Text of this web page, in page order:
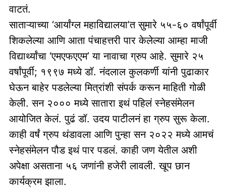
वाटतं.
साताऱ्याच्या ‘आर्यांग्ल महाविद्यालया’त सुमारे ५५-६० वर्षांपूर्वी
शिकलेल्या आणि आता पंचाहत्तरी पार केलेल्या आम्हा माजी
विद्यार्थ्यांचा ‘एमएफएएम’ या नावाचा ग्रुप आहे. सुमारे २५
वर्षांपूर्वी; १९९७ मध्ये डॉ. नंदलाल कुलकर्णी यांनी पुढाकार
घेऊन बाहेर पडलेल्या मित्रांशी संपर्क करून माहिती गोळी
केली. सन २००० मध्ये सातारा इथं पहिलं स्नेहसंमेलन
आयोजित केलं. पुढं डॉ. उदय पाटीलनं हा ग्रुप सुरू केला.
काही वर्षं ग्रुप थंडावला आणि पुन्हा सन २०२२ मध्ये आमचं
स्नेहसंमेलन पौड इथं पार पडलं. काही जण येतील अशी
अपेक्षा असताना ५६ जणांनी हजेरी लावली. खूप छान
कार्यक्रम झाला.